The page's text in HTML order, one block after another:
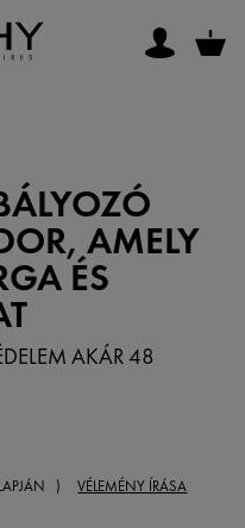
AMELY
ÉS
AKÁR 48
) VÉLEMÉNY ÍRÁSA